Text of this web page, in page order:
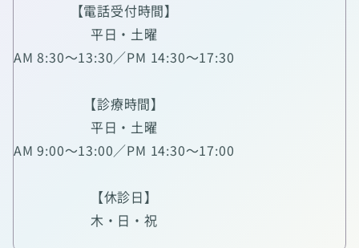
【電話受付時間】
平日・土曜
AM 8:30～13:30／PM 14:30～17:30
【診療時間】
平日・土曜
AM 9:00～13:00／PM 14:30～17:00
【休診日】
木・日・祝